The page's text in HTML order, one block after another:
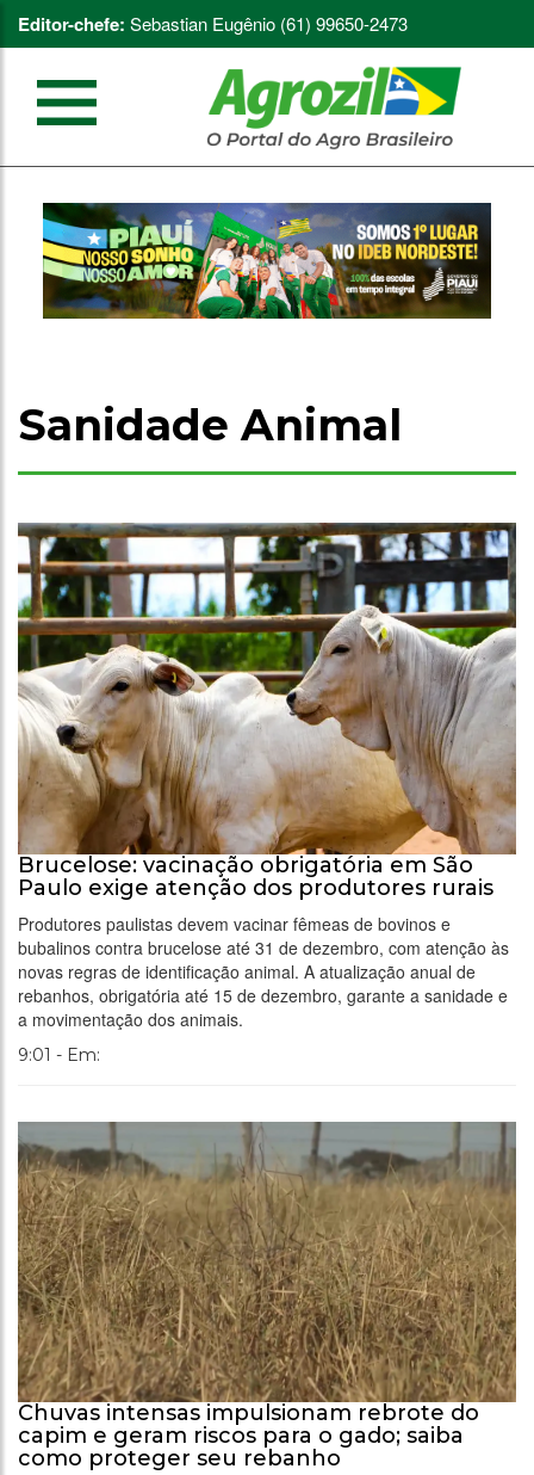
Editor-chefe: Sebastian Eugênio (61) 99650-2473
Sanidade Animal
Brucelose: vacinação obrigatória em São
Paulo exige atenção dos produtores rurais
Produtores paulistas devem vacinar fêmeas de bovinos e
bubalinos contra brucelose até 31 de dezembro, com atenção às
novas regras de identificação animal. A atualização anual de
rebanhos, obrigatória até 15 de dezembro, garante a sanidade e
a movimentação dos animais.
9:01 - Em:
Chuvas intensas impulsionam rebrote do
capim e geram riscos para o gado; saiba
como proteger seu rebanho